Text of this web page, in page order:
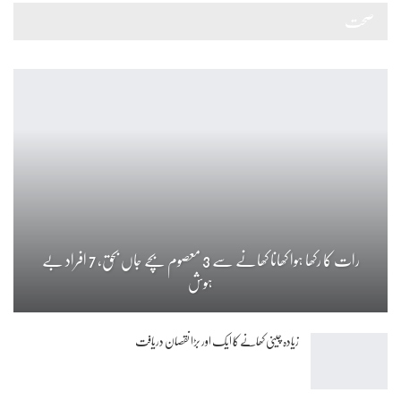
رات کا رکھا ہوا کھانا کھانے سے 3 معصوم بچے جاں بحق، 7 افراد بے
ہوش
زیادہ چینی کھانے کا ایک اور بڑا نقصان دریافت